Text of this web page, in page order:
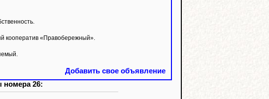
кооператив «Правобережный».
Добавить свое объявление
номера 26: